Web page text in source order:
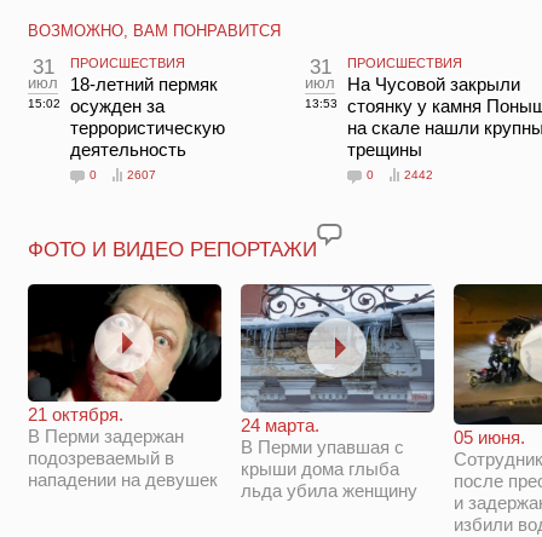
ВОЗМОЖНО, ВАМ ПОНРАВИТСЯ
31
июл
15:02
ПРОИСШЕСТВИЯ
18-летний пермяк
осужден за
террористическую
деятельность
0 2607
31
июл
13:53
ПРОИСШЕСТВИЯ
На Чусовой закрыли
стоянку у камня
на скале нашли
трещины
0 2442
ФОТО И ВИДЕО РЕПОРТАЖИ
21 октября.
В Перми задержан
подозреваемый в
нападении на девушек
24 марта.
В Перми упавшая с
крыши дома глыба
льда убила женщину
05 июня.
после
и
избили